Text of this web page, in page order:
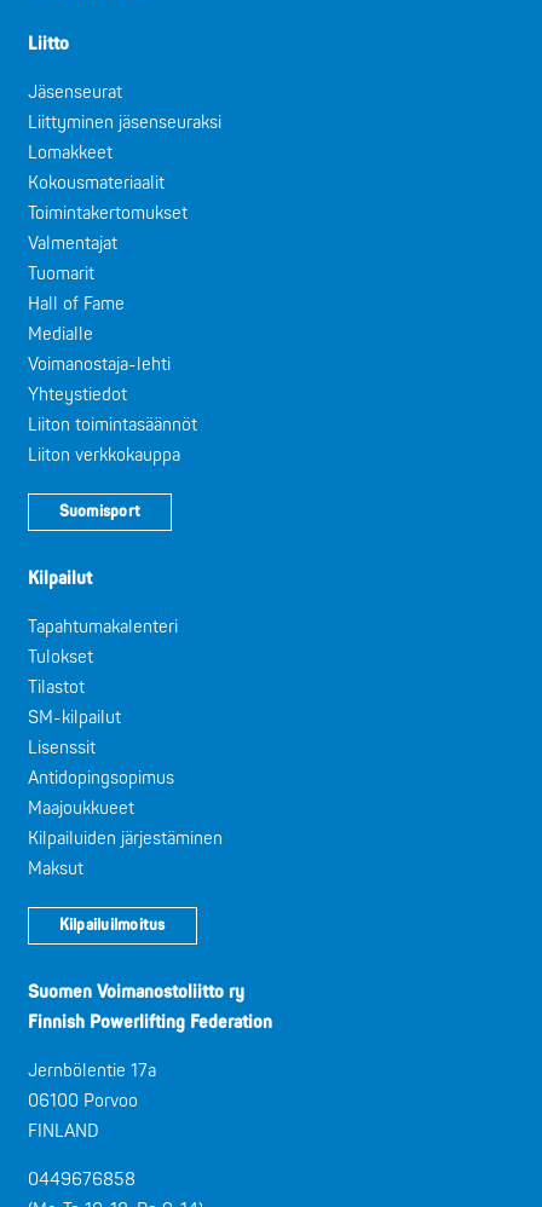
Liitto
Jäsenseurat
Liittyminen jäsenseuraksi
Lomakkeet
Kokousmateriaalit
Toimintakertomukset
Valmentajat
Tuomarit
Hall of Fame
Medialle
Voimanostaja-lehti
Yhteystiedot
Liiton toimintasäännöt
Liiton verkkokauppa
Suomisport
Kilpailut
Tapahtumakalenteri
Tulokset
Tilastot
SM-kilpailut
Lisenssit
Antidopingsopimus
Maajoukkueet
Kilpailuiden järjestäminen
Maksut
Kilpailuilmoitus
Suomen Voimanostoliitto ry
Finnish Powerlifting Federation
Jernbölentie 17a
06100 Porvoo
FINLAND
0449676858